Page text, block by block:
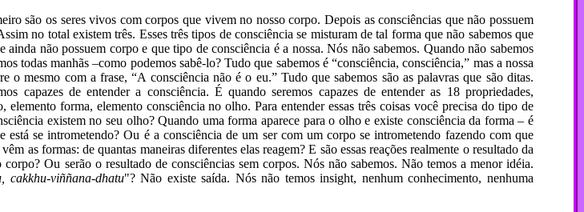
são os seres vivos com corpos que vivem no nosso corpo. Depois as consciências que não possuem
no total existem três. Esses três tipos de consciência se misturam de tal forma que não sabemos que
não possuem corpo e que tipo de consciência é a nossa. Nós não sabemos. Quando não sabemos
todas manhãs –como podemos sabê-lo? Tudo que sabemos é “consciência, consciência,” mas a nossa
mesmo com a frase, “A consciência não é o eu.” Tudo que sabemos são as palavras que são ditas.
capazes de entender a consciência. É quando seremos capazes de entender as 18 propriedades,
elemento forma, elemento consciência no olho. Para entender essas três coisas você precisa do tipo de
existem no seu olho? Quando uma forma aparece para o olho e existe consciência da forma – é
se intrometendo? Ou é a consciência de um ser com um corpo se intrometendo fazendo com que
as formas: de quantas maneiras diferentes elas reagem? E são essas reações realmente o resultado da
Ou serão o resultado de consciências sem corpos. Nós não sabemos. Não temos a menor idéia.
cakkhu-viññana-dhatu"? Não existe saída. Nós não temos insight, nenhum conhecimento, nenhuma